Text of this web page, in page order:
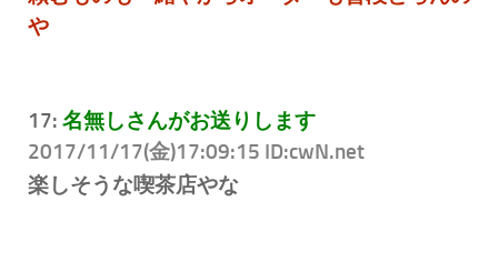
や
17: 名無しさんがお送りします
2017/11/17(金)17:09:15 ID:cwN.net
楽しそうな喫茶店やな